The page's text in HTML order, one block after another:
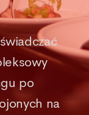
po
na